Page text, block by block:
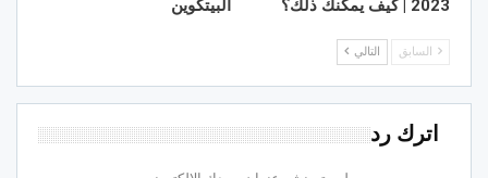
2023 | كيف يمكنك ذلك؟ البيتكوين
السابق التالي
اترك رد